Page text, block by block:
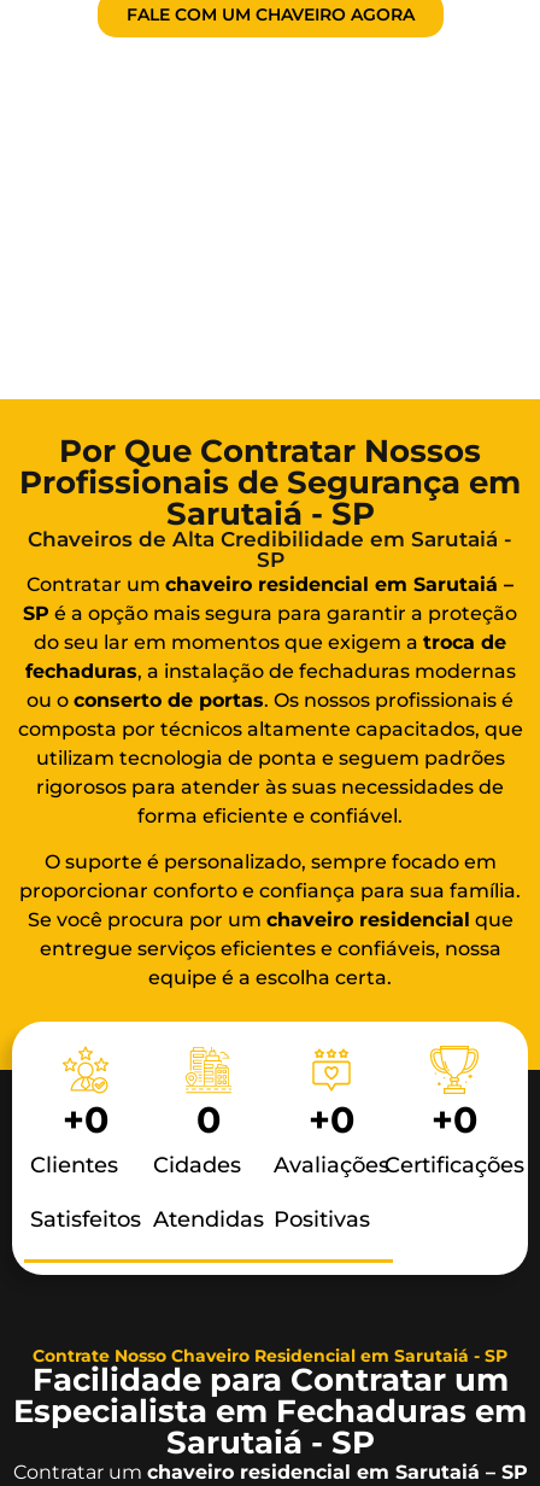
FALE COM UM CHAVEIRO AGORA
Por Que Contratar Nossos
Profissionais de Segurança em
Sarutaiá - SP
Chaveiros de Alta Credibilidade em Sarutaiá -
SP
Contratar um chaveiro residencial em Sarutaiá –
SP é a opção mais segura para garantir a proteção
do seu lar em momentos que exigem a troca de
fechaduras, a instalação de fechaduras modernas
ou o conserto de portas. Os nossos profissionais é
composta por técnicos altamente capacitados, que
utilizam tecnologia de ponta e seguem padrões
rigorosos para atender às suas necessidades de
forma eficiente e confiável.
O suporte é personalizado, sempre focado em
proporcionar conforto e confiança para sua família.
Se você procura por um chaveiro residencial que
entregue serviços eficientes e confiáveis, nossa
equipe é a escolha certa.
Clientes
Satisfeitos
+0
Cidades
Atendidas
0
Avaliações
Positivas
+0
Certificações
+0
Contrate Nosso Chaveiro Residencial em Sarutaiá - SP
Facilidade para Contratar um
Especialista em Fechaduras em
Sarutaiá - SP
Contratar um chaveiro residencial em Sarutaiá – SP